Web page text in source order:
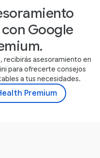
Google
recibirás asesoramiento en
para ofrecerte consejos
a tus necesidades.
Premium